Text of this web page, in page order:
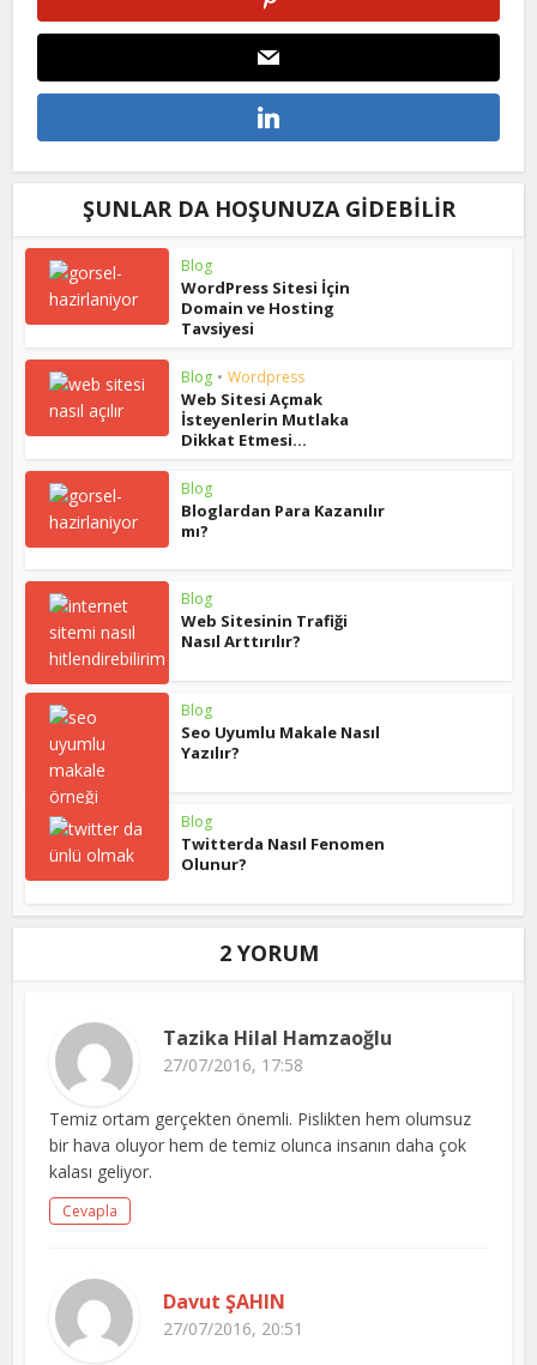
ŞUNLAR DA HOŞUNUZA GIDEBILIR
Blog
WordPress Sitesi İçin
Domain ve Hosting
Tavsiyesi
Blog • Wordpress
Web Sitesi Açmak
İsteyenlerin Mutlaka
Dikkat Etmesi...
Blog
Bloglardan Para Kazanılır
mı?
Blog
Web Sitesinin Trafiği
Nasıl Arttırılır?
Blog
Seo Uyumlu Makale Nasıl
Yazılır?
Blog
Twitterda Nasıl Fenomen
Olunur?
2 YORUM
Tazika Hilal Hamzaoğlu
27/07/2016, 17:58
Temiz ortam gerçekten önemli. Pislikten hem olumsuz
bir hava oluyor hem de temiz olunca insanın daha çok
kalası geliyor.
Cevapla
Davut ŞAHIN
27/07/2016, 20:51